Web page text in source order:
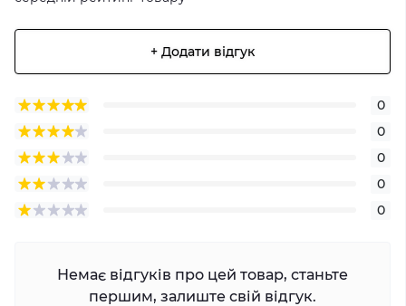
+ Додати відгук
0
0
0
0
0
Немає відгуків про цей товар, станьте
першим, залиште свій відгук.